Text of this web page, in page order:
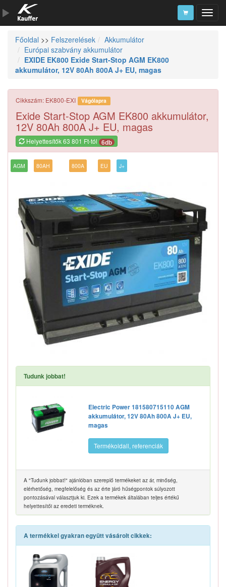
Szerszámkatalógus
Kosár
Főoldal >> Felszerelések
Akkumulátor
Európai szabvány akkumulátor
EXIDE EK800 Exide Start-Stop AGM EK800
akkumulátor, 12V 80Ah 800A J+ EU, magas
Cikkszám: EK800-EXI Vágólapra
Exide Start-Stop AGM EK800 akkumulátor,
12V 80Ah 800A J+ EU, magas
Helyettesítők 63 801 Ft-tól 6db
AGM 80AH 800A EU J+
Tudunk jobbat!
Electric Power 181580715110 AGM
akkumulátor, 12V 80Ah 800A J+ EU,
magas
Termékoldall, referenciák
A "Tudunk jobbat!" ajánlóban szereplő termékeket az ár, minőség,
elérhetőség, megfelelőség és az érte járó hűségpontok súlyozott
pontozásával választjuk ki. Ezek a termékek általában teljes értékű
helyettesítői az eredeti terméknek.
A termékkel gyakran együtt vásárolt cikkek: